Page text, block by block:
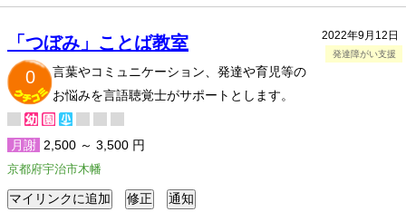
2022年9月12日
発達障がい支援
「つぼみ」ことば教室
0
言葉やコミュニケーション、発達や育児等の
お悩みを言語聴覚士がサポートとします。
月謝 2,500 ～ 3,500 円
京都府宇治市木幡